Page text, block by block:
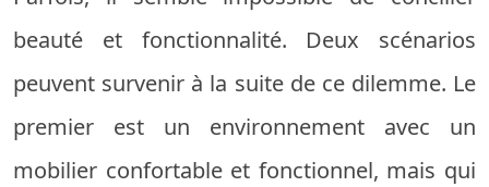
beauté et fonctionnalité. Deux scénarios
peuvent survenir à la suite de ce dilemme. Le
premier est un environnement avec un
mobilier confortable et fonctionnel, mais qui